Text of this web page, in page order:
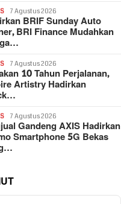
7 Agustus 2026
BRIF Sunday Auto
BRI Finance Mudahkan
7 Agustus 2026
10 Tahun Perjalanan,
Artistry Hadirkan
7 Agustus 2026
Gandeng AXIS Hadirkan
Smartphone 5G Bekas